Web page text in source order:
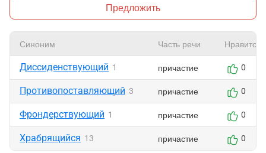
Предложить
Синоним Часть речи Нравится
Диссиденствующий 1 причастие 0
Противопоставляющий 3 причастие 0
Фрондерствующий 1 причастие 0
Храбрящийся 13 причастие 0